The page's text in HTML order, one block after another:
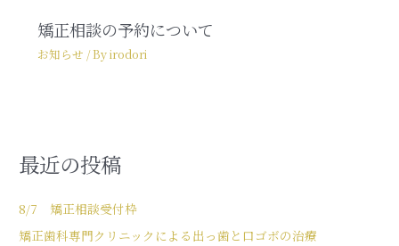
矯正相談の予約について
お知らせ / Byirodori
最近の投稿
8/7 矯正相談受付枠
矯正歯科専門クリニックによる出っ歯と口ゴボの治療